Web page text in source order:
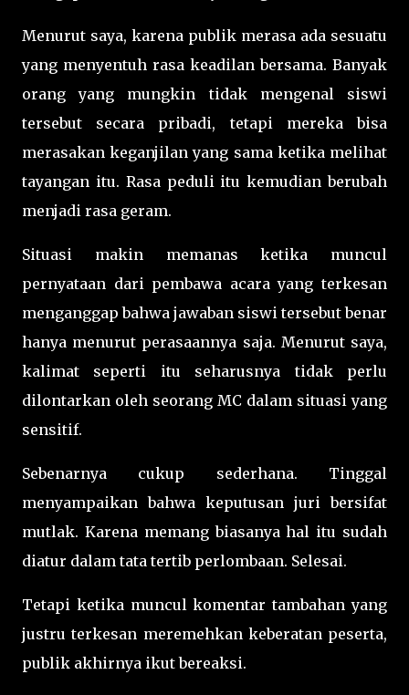
Menurut saya, karena publik merasa ada sesuatu
yang menyentuh rasa keadilan bersama. Banyak
orang yang mungkin tidak mengenal siswi
tersebut secara pribadi, tetapi mereka bisa
merasakan keganjilan yang sama ketika melihat
tayangan itu. Rasa peduli itu kemudian berubah
menjadi rasa geram.
Situasi makin memanas ketika muncul
pernyataan dari pembawa acara yang terkesan
menganggap bahwa jawaban siswi tersebut benar
hanya menurut perasaannya saja. Menurut saya,
kalimat seperti itu seharusnya tidak perlu
dilontarkan oleh seorang MC dalam situasi yang
sensitif.
Sebenarnya cukup sederhana. Tinggal
menyampaikan bahwa keputusan juri bersifat
mutlak. Karena memang biasanya hal itu sudah
diatur dalam tata tertib perlombaan. Selesai.
Tetapi ketika muncul komentar tambahan yang
justru terkesan meremehkan keberatan peserta,
publik akhirnya ikut bereaksi.